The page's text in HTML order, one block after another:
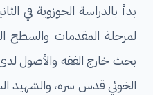
بدأ بالدراسة الحوزوية في
لمرحلة المقدمات والسطح
بحث خارج الفقه والأصول لدى
الخوئي قدس سره، والشهيد